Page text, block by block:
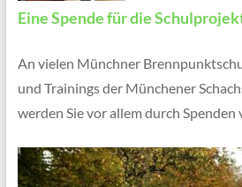
Eine Spende für die
An vielen Münchner
und Trainings der Münchener
werden Sie vor allem durch Spenden